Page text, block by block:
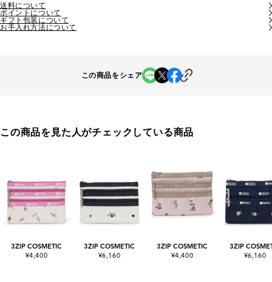
送料について
ポイントについて
ギフト包装について
お手入れ方法について
この商品をシェア
この商品を見た人がチェックしている商品
3ZIP COSMETIC
¥4,400
3ZIP COSMETIC
¥6,160
3ZIP COSMETIC
¥4,400
3ZIP
¥6,160